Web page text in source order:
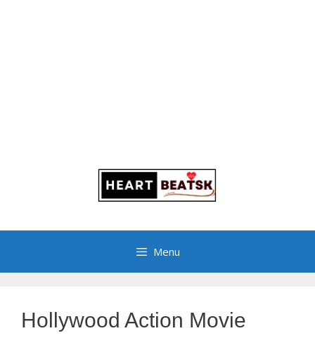
Menu
Hollywood Action Movie